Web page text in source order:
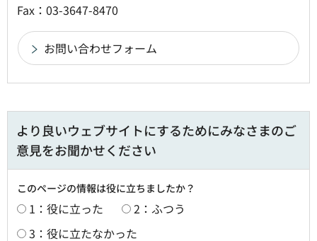
Fax：03-3647-8470
より良いウェブサイトにするためにみなさまのご
意見をお聞かせください
このページの情報は役に立ちましたか？
1：役に立った
2：ふつう
3：役に立たなかった